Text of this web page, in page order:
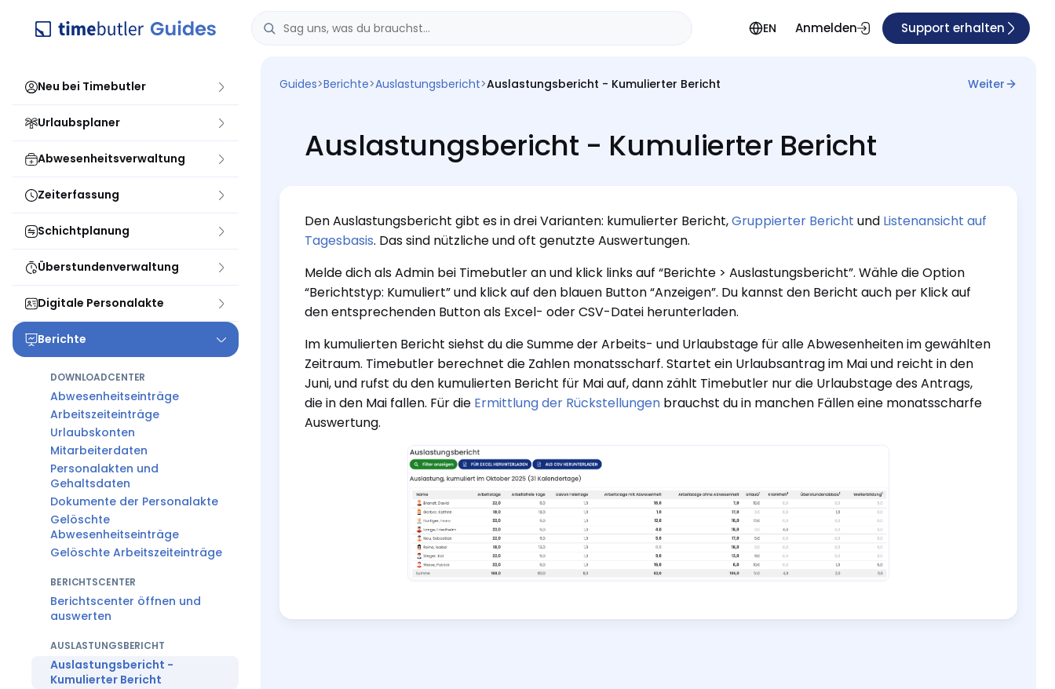
EN Anmelden Support erhalten
Neu bei Timebutler
Urlaubsplaner
Abwesenheitsverwaltung
Zeiterfassung
Schichtplanung
Überstundenverwaltung
Digitale Personalakte
Berichte
DOWNLOADCENTER
Abwesenheitseinträge
Arbeitszeiteinträge
Urlaubskonten
Mitarbeiterdaten
Personalakten und
Gehaltsdaten
Dokumente der Personalakte
Gelöschte
Abwesenheitseinträge
Gelöschte Arbeitszeiteinträge
BERICHTSCENTER
Berichtscenter öffnen und
auswerten
AUSLASTUNGSBERICHT
Auslastungsbericht -
Kumulierter Bericht
Guides>Berichte>Auslastungsbericht>Auslastungsbericht - Kumulierter Bericht Weiter
Auslastungsbericht - Kumulierter Bericht
Den Auslastungsbericht gibt es in drei Varianten: kumulierter Bericht,Gruppierter Bericht und Listenansicht auf
Tagesbasis. Das sind nützliche und oft genutzte Auswertungen.
Melde dich als Admin bei Timebutler an und klick links auf “Berichte > Auslastungsbericht”. Wähle die Option
“Berichtstyp: Kumuliert” und klick auf den blauen Button “Anzeigen”. Du kannst den Bericht auch per Klick auf
den entsprechenden Button als Excel- oder CSV-Datei herunterladen.
Im kumulierten Bericht siehst du die Summe der Arbeits- und Urlaubstage für alle Abwesenheiten im gewählten
Zeitraum. Timebutler berechnet die Zahlen monatsscharf. Startet ein Urlaubsantrag im Mai und reicht in den
Juni, und rufst du den kumulierten Bericht für Mai auf, dann zählt Timebutler nur die Urlaubstage des Antrags,
die in den Mai fallen. Für die Ermittlung der Rückstellungen brauchst du in manchen Fällen eine monatsscharfe
Auswertung.